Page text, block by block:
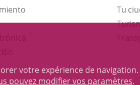
votre expérience de
pouvez modifier vos paramètres.
Tu
una
aplicación